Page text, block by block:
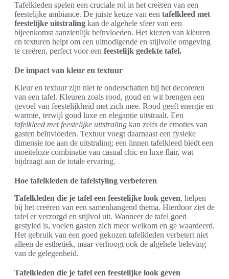
Tafelkleden spelen een cruciale rol in het creëren van een
feestelijke ambiance. De juiste keuze van een tafelkleed met
feestelijke uitstraling kan de algehele sfeer van een
bijeenkomst aanzienlijk beïnvloeden. Het kiezen van kleuren
en texturen helpt om een uitnodigende en stijlvolle omgeving
te creëren, perfect voor een feestelijk gedekte tafel.
De impact van kleur en textuur
Kleur en textuur zijn niet te onderschatten bij het decoreren
van een tafel. Kleuren zoals rood, goud en wit brengen een
gevoel van feestelijkheid met zich mee. Rood geeft energie en
warmte, terwijl goud luxe en elegantie uitstraalt. Een
tafelkleed met feestelijke uitstraling kan zelfs de emoties van
gasten beïnvloeden. Textuur voegt daarnaast een fysieke
dimensie toe aan de uitstraling; een linnen tafelkleed biedt een
moeiteloze combinatie van casual chic en luxe flair, wat
bijdraagt aan de totale ervaring.
Hoe tafelkleden de tafelstyling verbeteren
Tafelkleden die je tafel een feestelijke look geven, helpen
bij het creëren van een samenhangend thema. Hierdoor ziet de
tafel er verzorgd en stijlvol uit. Wanneer de tafel goed
gestyled is, voelen gasten zich meer welkom en ge waardeerd.
Het gebruik van een goed gekozen tafelkleden verbetert niet
alleen de esthetiek, maar verhoogt ook de algehele beleving
van de gelegenheid.
Tafelkleden die je tafel een feestelijke look geven